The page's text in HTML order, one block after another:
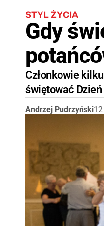
STYL ŻYCIA
Gdy
Członkowie
świętować Dzień
Andrzej Pudrzyński